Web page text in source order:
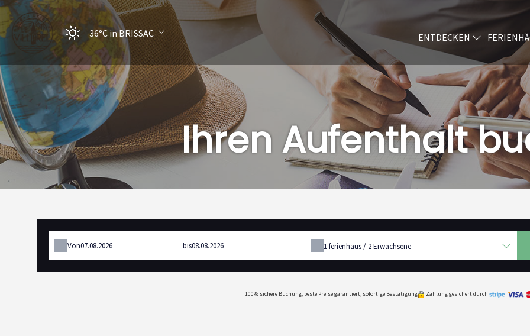
36°C in BRISSAC ENTDECKEN
Ihren Aufenthalt
Von bis 1ferienhaus / 2Erwachsene
100% sichere Buchung, beste Preise garantiert, sofortige Bestätigung Zahlung gesichert durch